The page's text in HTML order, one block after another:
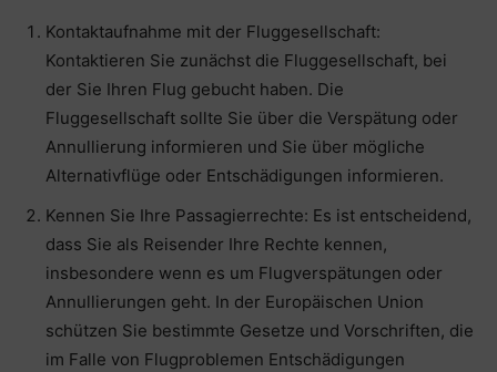
Kontaktaufnahme mit der Fluggesellschaft:
Kontaktieren Sie zunächst die Fluggesellschaft, bei
der Sie Ihren Flug gebucht haben. Die
Fluggesellschaft sollte Sie über die Verspätung oder
Annullierung informieren und Sie über mögliche
Alternativflüge oder Entschädigungen informieren.
Kennen Sie Ihre Passagierrechte: Es ist entscheidend,
dass Sie als Reisender Ihre Rechte kennen,
insbesondere wenn es um Flugverspätungen oder
Annullierungen geht. In der Europäischen Union
schützen Sie bestimmte Gesetze und Vorschriften, die
im Falle von Flugproblemen Entschädigungen